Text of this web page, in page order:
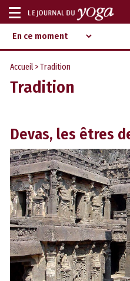
Aller
au
contenu
d‘information
indépendant
Afficher
ou
masquer
la
navigation
Accueil >Tradition
Tradition
Devas, les êtres